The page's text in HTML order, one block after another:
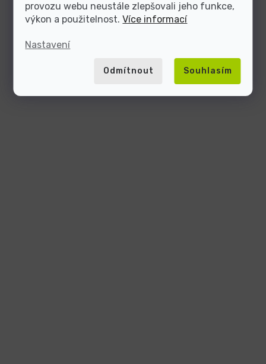
provozu webu neustále zlepšovali jeho funkce,
výkon a použitelnost.Více informací
Nastavení
Odmítnout Souhlasím